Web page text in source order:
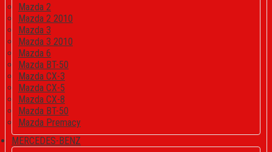
Mazda 2
Mazda 2 2010
Mazda 3
Mazda 3 2010
Mazda 6
Mazda BT-50
Mazda CX-3
Mazda CX-5
Mazda CX-8
Mazda BT-50
Mazda Premacy
MERCEDES-BENZ